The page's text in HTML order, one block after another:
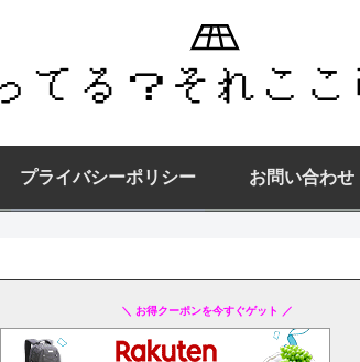
プライバシーポリシー お問い合わせ
＼ お得クーポンを今すぐゲット ／